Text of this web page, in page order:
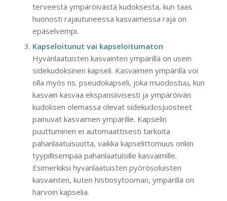
terveestä ympäröivästä kudoksesta, kun taas
huonosti rajautuneessa kasvaimessa raja on
epäselvempi.
Kapseloitunut vai kapseloitumaton
Hyvänlaatuisten kasvainten ympärillä on usein
sidekudoksinen kapseli. Kasvaimen ympärillä voi
olla myös ns. pseudokapseli, joka muodostuu, kun
kasvain kasvaa ekspansiivisesti ja ympäröivän
kudoksen olemassa olevat sidekudosjuosteet
painuvat kasvaimen ympärille. Kapselin
puuttuminen ei automaattisesti tarkoita
pahanlaatuisuutta, vaikka kapselittomuus onkin
tyypillisempää pahanlaatuisille kasvaimille.
Esimerkiksi hyvänlaatuisten pyörösoluisten
kasvainten, kuten histiosytooman, ympärillä on
harvoin kapselia.